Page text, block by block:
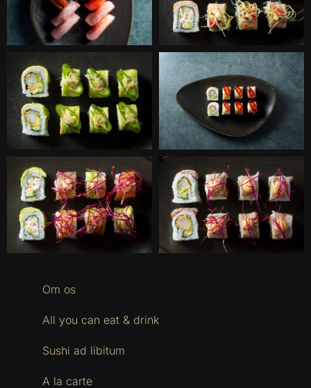
Om os
All you can eat & drink
Sushi ad libitum
A la carte